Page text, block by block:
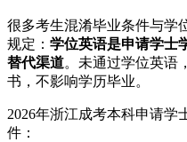
很多考生混淆毕业条件与学
规定： 学位英语是申请学士
替代渠道。未通过学位英语
书，不影响学历毕业。
2026年浙江成考本科申请学
件：